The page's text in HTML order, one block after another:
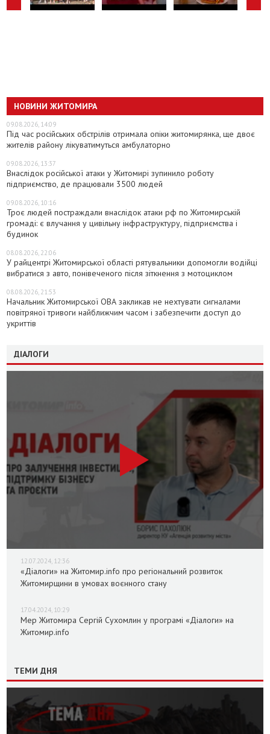
НОВИНИ ЖИТОМИРА
09.08.2026, 14:09
Під час російських обстрілів отримала опіки житомирянка, ще двоє
жителів району лікуватимуться амбулаторно
09.08.2026, 13:37
Внаслідок російської атаки у Житомирі зупинило роботу
підприємство, де працювали 3500 людей
09.08.2026, 10:16
Троє людей постраждали внаслідок атаки рф по Житомирській
громаді: є влучання у цивільну інфраструктуру, підприємства і
будинок
08.08.2026, 22:06
У райцентрі Житомирської області рятувальники допомогли водійці
вибратися з авто, понівеченого після зіткнення з мотоциклом
08.08.2026, 21:53
Начальник Житомирської ОВА закликав не нехтувати сигналами
повітряної тривоги найближчим часом і забезпечити доступ до
укриттів
ДІАЛОГИ
12.07.2024, 12:36
«Діалоги» на Житомир.info про регіональний розвиток
Житомирщини в умовах воєнного стану
17.04.2024, 10:29
Мер Житомира Сергій Сухомлин у програмі «Діалоги» на
Житомир.info
ТЕМИ ДНЯ